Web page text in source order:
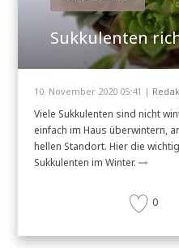
Sukkulenten
10. November 2020 05:41 |
Viele Sukkulenten sind nicht
einfach im Haus überwintern,
hellen Standort. Hier die
Sukkulenten im Winter.
0